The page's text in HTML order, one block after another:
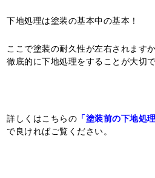
下地処理は塗装の基本中の基本！
ここで塗装の耐久性が左右されます
徹底的に下地処理をすることが大切で
詳しくはこちらの 「塗装前の下地処理
で良ければご覧ください。